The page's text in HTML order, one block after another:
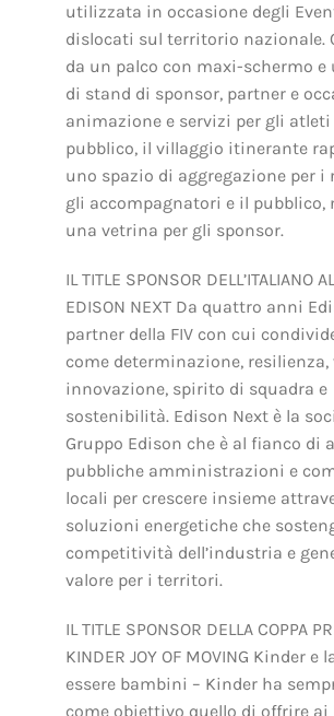
utilizzata in occasione degli
dislocati sul territorio nazionale.
da un palco con maxi-schermo e
di stand di sponsor, partner e
animazione e servizi per gli atleti
pubblico, il villaggio itinerante
uno spazio di aggregazione per i
gli accompagnatori e il pubblico,
una vetrina per gli sponsor.
IL TITLE SPONSOR DELL’ITALIANO
EDISON NEXT Da quattro anni
partner della FIV con cui
come determinazione, resilienza,
innovazione, spirito di squadra e
sostenibilità. Edison Next è la
Gruppo Edison che è al fianco di
pubbliche amministrazioni e
locali per crescere insieme
soluzioni energetiche che
competitività dell’industria e
valore per i territori.
IL TITLE SPONSOR DELLA COPPA
KINDER JOY OF MOVING Kinder e
essere bambini – Kinder ha
come obiettivo quello di offrire